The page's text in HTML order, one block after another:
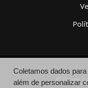
© Graan
Coletamos dados
além de personalizar